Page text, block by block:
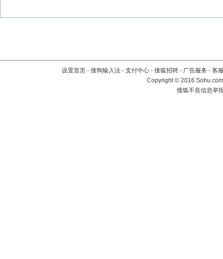
设置首页 - 搜狗输入法 - 支付中心 - 搜狐招聘 - 广告服务 - 客
Copyright©2016
搜狐不良信息举